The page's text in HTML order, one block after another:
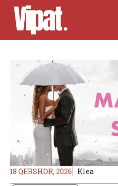
Skip
content
18 QERSHOR, 2026 Klea